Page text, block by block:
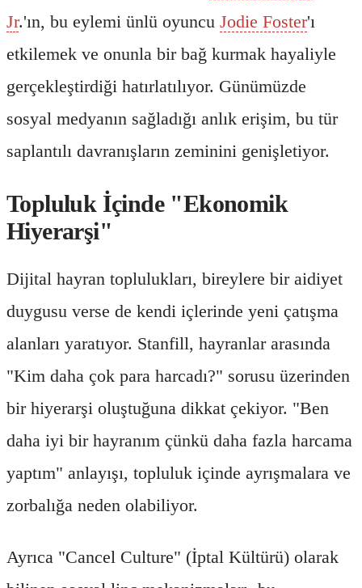
Jr.'ın, bu eylemi ünlü oyuncu Jodie Foster'ı
etkilemek ve onunla bir bağ kurmak hayaliyle
gerçekleştirdiği hatırlatılıyor. Günümüzde
sosyal medyanın sağladığı anlık erişim, bu tür
saplantılı davranışların zeminini genişletiyor.
Topluluk İçinde "Ekonomik
Hiyerarşi"
Dijital hayran toplulukları, bireylere bir aidiyet
duygusu verse de kendi içlerinde yeni çatışma
alanları yaratıyor. Stanfill, hayranlar arasında
"Kim daha çok para harcadı?" sorusu üzerinden
bir hiyerarşi oluştuğuna dikkat çekiyor. "Ben
daha iyi bir hayranım çünkü daha fazla harcama
yaptım" anlayışı, topluluk içinde ayrışmalara ve
zorbalığa neden olabiliyor.
Ayrıca "Cancel Culture" (İptal Kültürü) olarak